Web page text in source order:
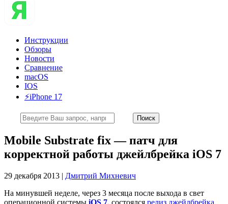
Инструкции
Обзоры
Новости
Сравнение
macOS
IOS
⚡️iPhone 17
Mobile Substrate fix — патч для
корректной работы джейлбрейка iOS 7
29 декабря 2013 | Дмитрий Михневич
На минувшей неделе, через 3 месяца после выхода в свет
операционной системы iOS 7, состоялся релиз джейлбрейка